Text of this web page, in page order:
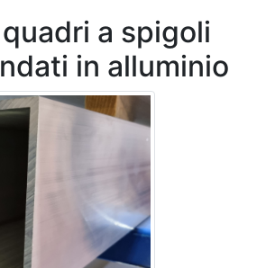
a spigoli
in alluminio